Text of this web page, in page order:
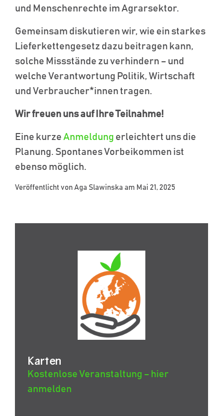
und Menschenrechte im Agrarsektor.
Gemeinsam diskutieren wir, wie ein starkes
Lieferkettengesetz dazu beitragen kann,
solche Missstände zu verhindern – und
welche Verantwortung Politik, Wirtschaft
und Verbraucher*innen tragen.
Wir freuen uns auf Ihre Teilnahme!
Eine kurze Anmeldung erleichtert uns die
Planung. Spontanes Vorbeikommen ist
ebenso möglich.
Veröffentlicht von Aga Slawinska am Mai 21, 2025
Karten
Kostenlose Veranstaltung – hier
anmelden